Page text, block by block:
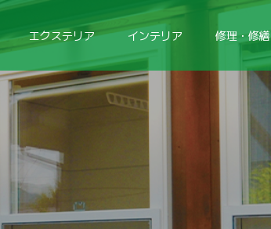
エクステリア インテリア 修理・修繕